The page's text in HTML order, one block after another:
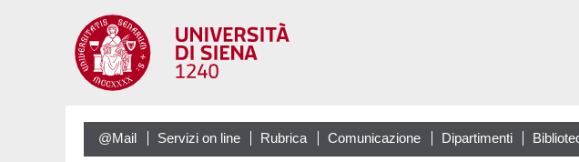
@Mail Servizi on line Rubrica Comunicazione Dipartimenti